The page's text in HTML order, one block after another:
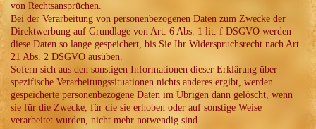
von Rechtsansprüchen.
Bei der Verarbeitung von personenbezogenen Daten zum Zwecke der
Direktwerbung auf Grundlage von Art. 6 Abs. 1 lit. f DSGVO werden
diese Daten so lange gespeichert, bis Sie Ihr Widerspruchsrecht nach Art.
21 Abs. 2 DSGVO ausüben.
Sofern sich aus den sonstigen Informationen dieser Erklärung über
spezifische Verarbeitungssituationen nichts anderes ergibt, werden
gespeicherte personenbezogene Daten im Übrigen dann gelöscht, wenn
sie für die Zwecke, für die sie erhoben oder auf sonstige Weise
verarbeitet wurden, nicht mehr notwendig sind.